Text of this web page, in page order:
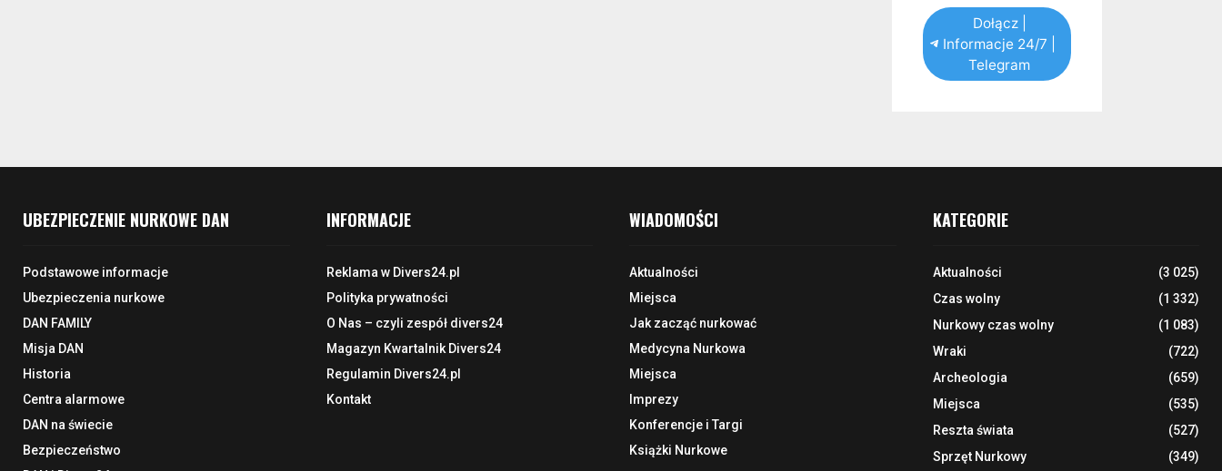
Dołącz |
Informacje 24/7 |
Telegram
UBEZPIECZENIE NURKOWE DAN
Podstawowe informacje
Ubezpieczenia nurkowe
DAN FAMILY
Misja DAN
Historia
Centra alarmowe
DAN na świecie
Bezpieczeństwo
INFORMACJE
Reklama w Divers24.pl
Polityka prywatności
O Nas – czyli zespół divers24
Magazyn Kwartalnik Divers24
Regulamin Divers24.pl
Kontakt
WIADOMOŚCI
Aktualności
Miejsca
Jak zacząć nurkować
Medycyna Nurkowa
Miejsca
Imprezy
Konferencje i Targi
Książki Nurkowe
KATEGORIE
Aktualności
(3 025)
Czas wolny
(1 332)
Nurkowy czas wolny
(1 083)
Wraki
(722)
Archeologia
(659)
Miejsca
(535)
Reszta świata
(527)
Sprzęt Nurkowy
(349)